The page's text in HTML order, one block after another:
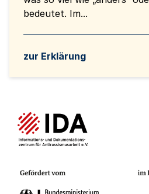
bedeutet. Im...
zur Erklärung